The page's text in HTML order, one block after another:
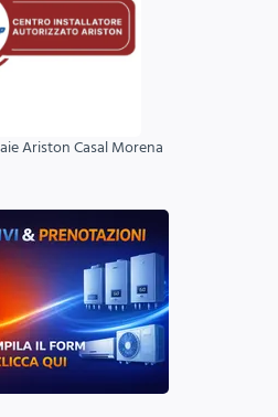
Ariston Casal Morena